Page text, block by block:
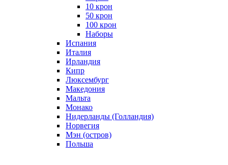
10 крон
50 крон
100 крон
Наборы
Испания
Италия
Ирландия
Кипр
Люксембург
Македония
Мальта
Монако
Нидерланды (Голландия)
Норвегия
Мэн (остров)
Польша